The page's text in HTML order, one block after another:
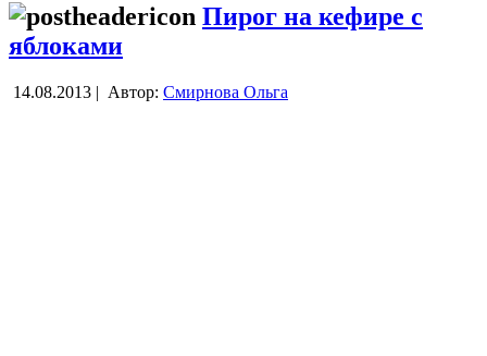
Пирог на кефире с
яблоками
14.08.2013 | Автор: Смирнова Ольга